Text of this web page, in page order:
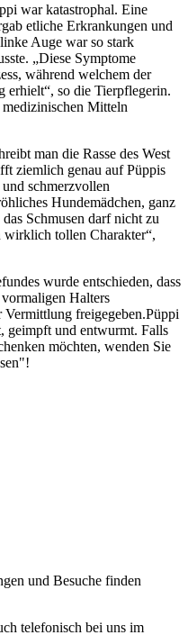
war katastrophal. Eine
etliche Erkrankungen und
Auge war so stark
„Diese Symptome
während welchem der
erhielt“, so die Tierpflegerin.
medizinischen Mitteln
man die Rasse des West
ziemlich genau auf Püppis
schmerzvollen
Hundemädchen, ganz
Schmusen darf nicht zu
tollen Charakter“,
wurde entschieden, dass
Halters
freigegeben.Püppi
geimpft und entwurmt. Falls
möchten, wenden Sie
und Besuche finden
telefonisch bei uns im